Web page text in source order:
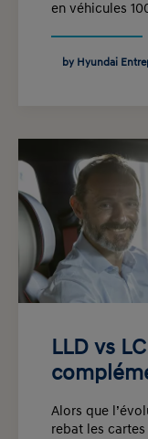
en véhicules
by Hyundai
LLD vs
Alors que
rebat les